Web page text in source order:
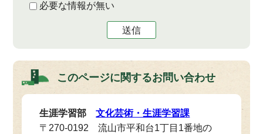
必要な情報が無い
送信
このページに関するお問い合わせ
生涯学習部文化芸術・生涯学習課
〒270-0192 流山市平和台1丁目1番地の